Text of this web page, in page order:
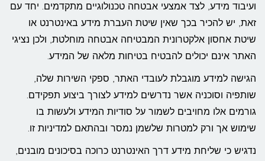
ועיבוד מידע, לצד אמצעי אבטחה טכנולוגיים מתקדמים. יחד עם
זאת, יש להכיר בכך שאין שיטת העברת מידע באינטרנט או
שיטת אחסון אלקטרונית המבטיחה אבטחה מוחלטת, ולכן נציגי
האתר אינם יכולים להבטיח בטיחות מלאה של המידע.
הגישה למידע מוגבלת לעובדי האתר, ספקי השירות שלה,
שותפיה וסוכניה אשר נדרשים למידע לצורך ביצוע תפקידם.
גורמים אלו מחויבים לשמור על סודיות המידע ולעשות בו
שימוש אך ורק למטרות שלשמן נמסר ובהתאם למדיניות זו.
נדגיש כי שליחת מידע דרך האינטרנט כרוכה בסיכונים מובנים,